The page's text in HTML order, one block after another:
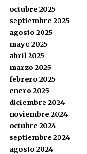
octubre 2025
septiembre 2025
agosto 2025
mayo 2025
abril 2025
marzo 2025
febrero 2025
enero 2025
diciembre 2024
noviembre 2024
octubre 2024
septiembre 2024
agosto 2024